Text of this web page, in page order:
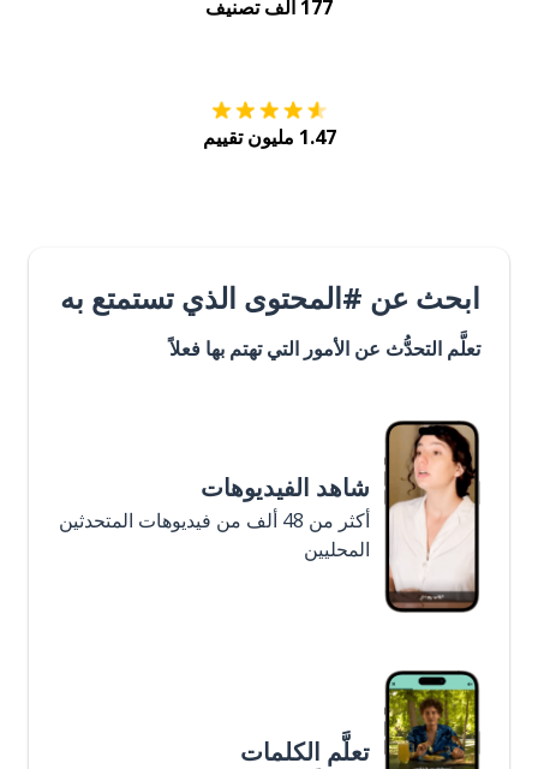
177 ألف تصنيف
1.47 مليون تقييم
ابحث عن #المحتوى الذي تستمتع به
تعلَّم التحدُّث عن الأمور التي تهتم بها فعلاً
شاهد الفيديوهات
أكثر من 48 ألف من فيديوهات المتحدثين
المحليين
تعلَّم الكلمات